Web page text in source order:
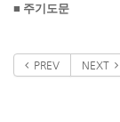
■ 주기도문
PREV NEXT